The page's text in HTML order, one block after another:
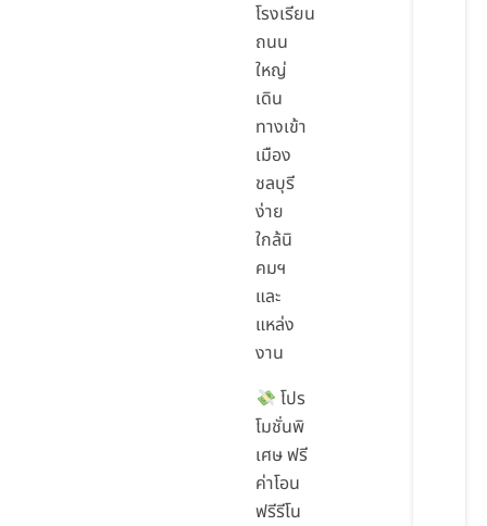
โรงเรียน
ถนน
ใหญ่
เดิน
ทางเข้า
เมือง
ชลบุรี
ง่าย
ใกล้นิ
คมฯ
และ
แหล่ง
งาน
โปร
โมชั่นพิ
เศษ ฟรี
ค่าโอน
ฟรีรีโน